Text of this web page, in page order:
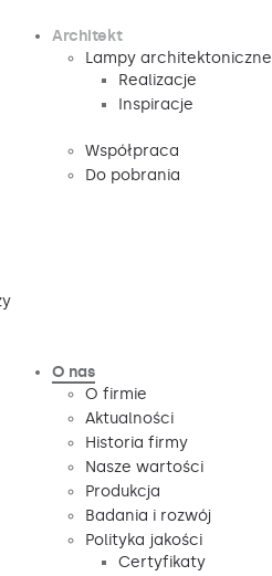
Architekt
Lampy architektoniczne
Realizacje
Inspiracje
Współpraca
Do pobrania
O nas
O firmie
Aktualności
Historia firmy
Nasze wartości
Produkcja
Badania i rozwój
Polityka jakości
Certyfikaty